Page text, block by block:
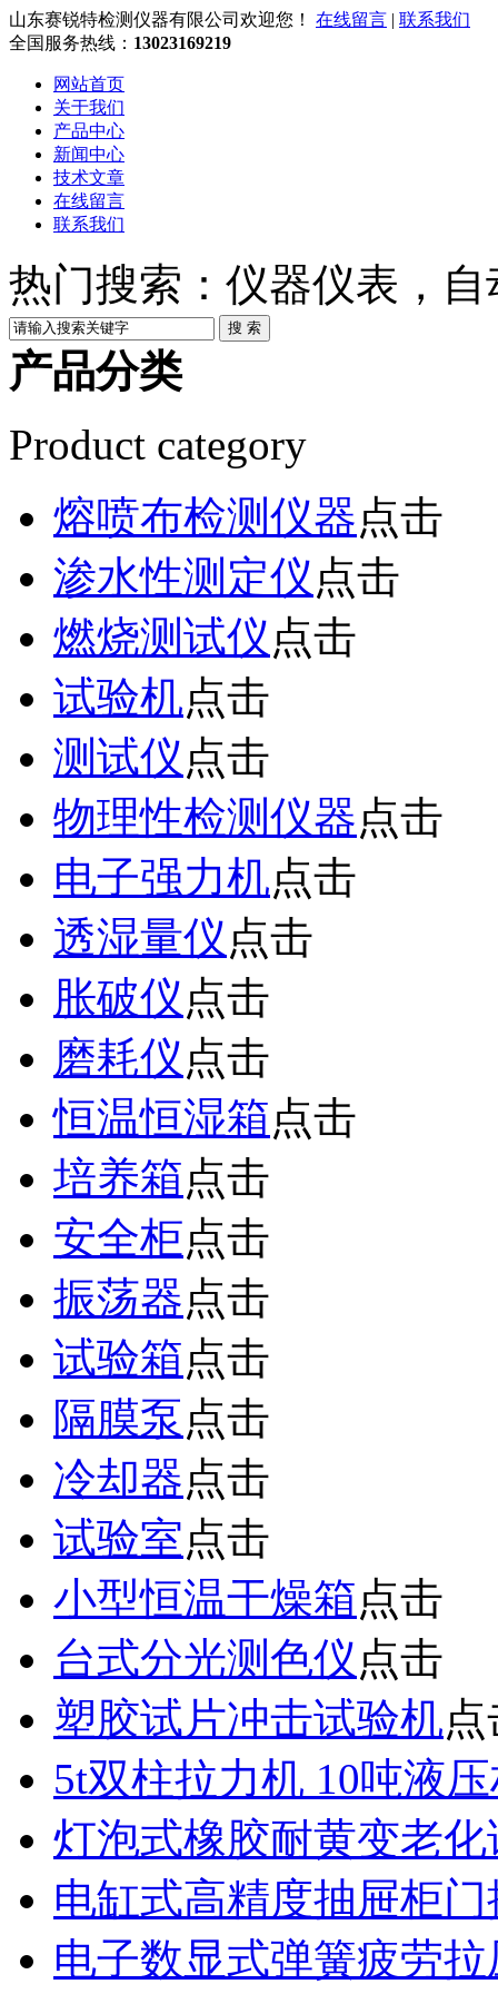
山东赛锐特检测仪器有限公司欢迎您！ 在线留言 | 联系我们
全国服务热线： 13023169219
网站首页
关于我们
产品中心
新闻中心
技术文章
在线留言
联系我们
热门搜索：仪器仪表，自
产品分类
Product category
熔喷布检测仪器点击
渗水性测定仪点击
燃烧测试仪点击
试验机点击
测试仪点击
物理性检测仪器点击
电子强力机点击
透湿量仪点击
胀破仪点击
磨耗仪点击
恒温恒湿箱点击
培养箱点击
安全柜点击
振荡器点击
试验箱点击
隔膜泵点击
冷却器点击
试验室点击
小型恒温干燥箱点击
台式分光测色仪点击
塑胶试片冲击试验机
5t双柱拉力机 10吨液
灯泡式橡胶耐黄变老
电缸式高精度抽屉柜
电子数显式弹簧疲劳